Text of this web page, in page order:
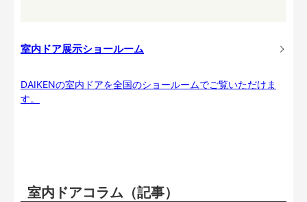
室内ドア展示ショールーム
DAIKENの室内ドアを全国のショールームでご覧いただけま
す。
室内ドアコラム（記事）